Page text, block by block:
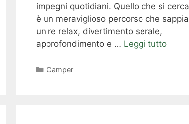
impegni quotidiani. Quello che si cerca
è un meraviglioso percorso che sappia
unire relax, divertimento serale,
approfondimento e … Leggi tutto
Categorie
Camper